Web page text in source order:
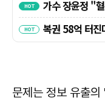
문제는 정보 유출